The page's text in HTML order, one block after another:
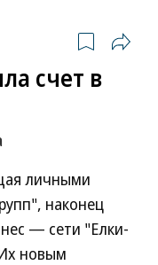
счет в
личными
наконец
— сети "Елки-
новым